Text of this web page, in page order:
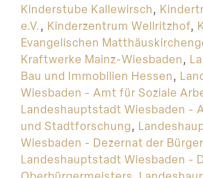
Kinderstube Kallewirsch,
e.V., Kinderzentrum Wellritzhof,
Evangelischen
Kraftwerke Mainz-Wiesbaden,
Bau und Immobilien Hessen,
Wiesbaden - Amt für Soziale
Landeshauptstadt Wiesbaden -
und Stadtforschung,
Wiesbaden - Dezernat der
Landeshauptstadt Wiesbaden -